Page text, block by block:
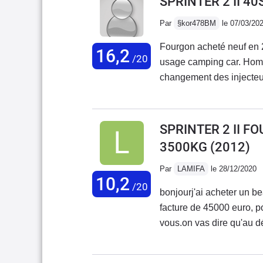
16,2 /20
Par §kor478BM le 07/03/
Fourgon acheté neuf
usage camping car.
changement des
moteur pour une fuite
rouille sous chassis, ce
par la marque ! Mon
du véhicule ! Les
peinture désastreuse,
Villebrequin cassé et
retour de mercedes...
10,2 /20
SPRINTER 2 II
3500KG (2012)
Par LAMIFA le 28/12/2020
bonjourj'ai acheter un
facture de 45000 euro,
vous.on vas dire qu'au
dise que ça peut